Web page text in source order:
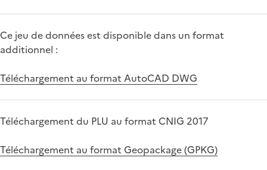
Ce jeu de données est disponible dans un format
additionnel :
Téléchargement au format AutoCAD DWG
Téléchargement du PLU au format CNIG 2017
Téléchargement au format Geopackage (GPKG)